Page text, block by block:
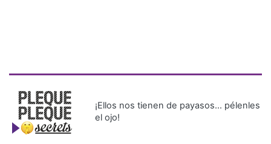
¡Ellos nos tienen de payasos… pélenles
el ojo!